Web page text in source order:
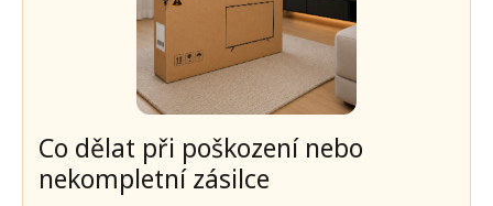
Co dělat při poškození nebo
nekompletní zásilce